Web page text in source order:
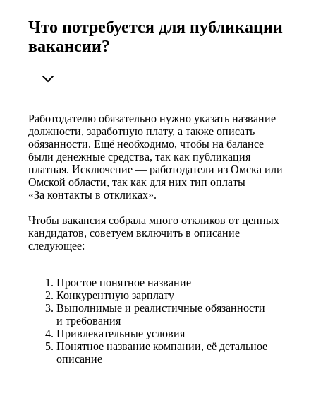
Что потребуется для публикации
вакансии?
Работодателю обязательно нужно указать название
должности, заработную плату, а также описать
обязанности. Ещё необходимо, чтобы на балансе
были денежные средства, так как публикация
платная. Исключение — работодатели из Омска или
Омской области, так как для них тип оплаты
«За контакты в откликах».
Чтобы вакансия собрала много откликов от ценных
кандидатов, советуем включить в описание
следующее:
Простое понятное название
Конкурентную зарплату
Выполнимые и реалистичные обязанности
и требования
Привлекательные условия
Понятное название компании, её детальное
описание